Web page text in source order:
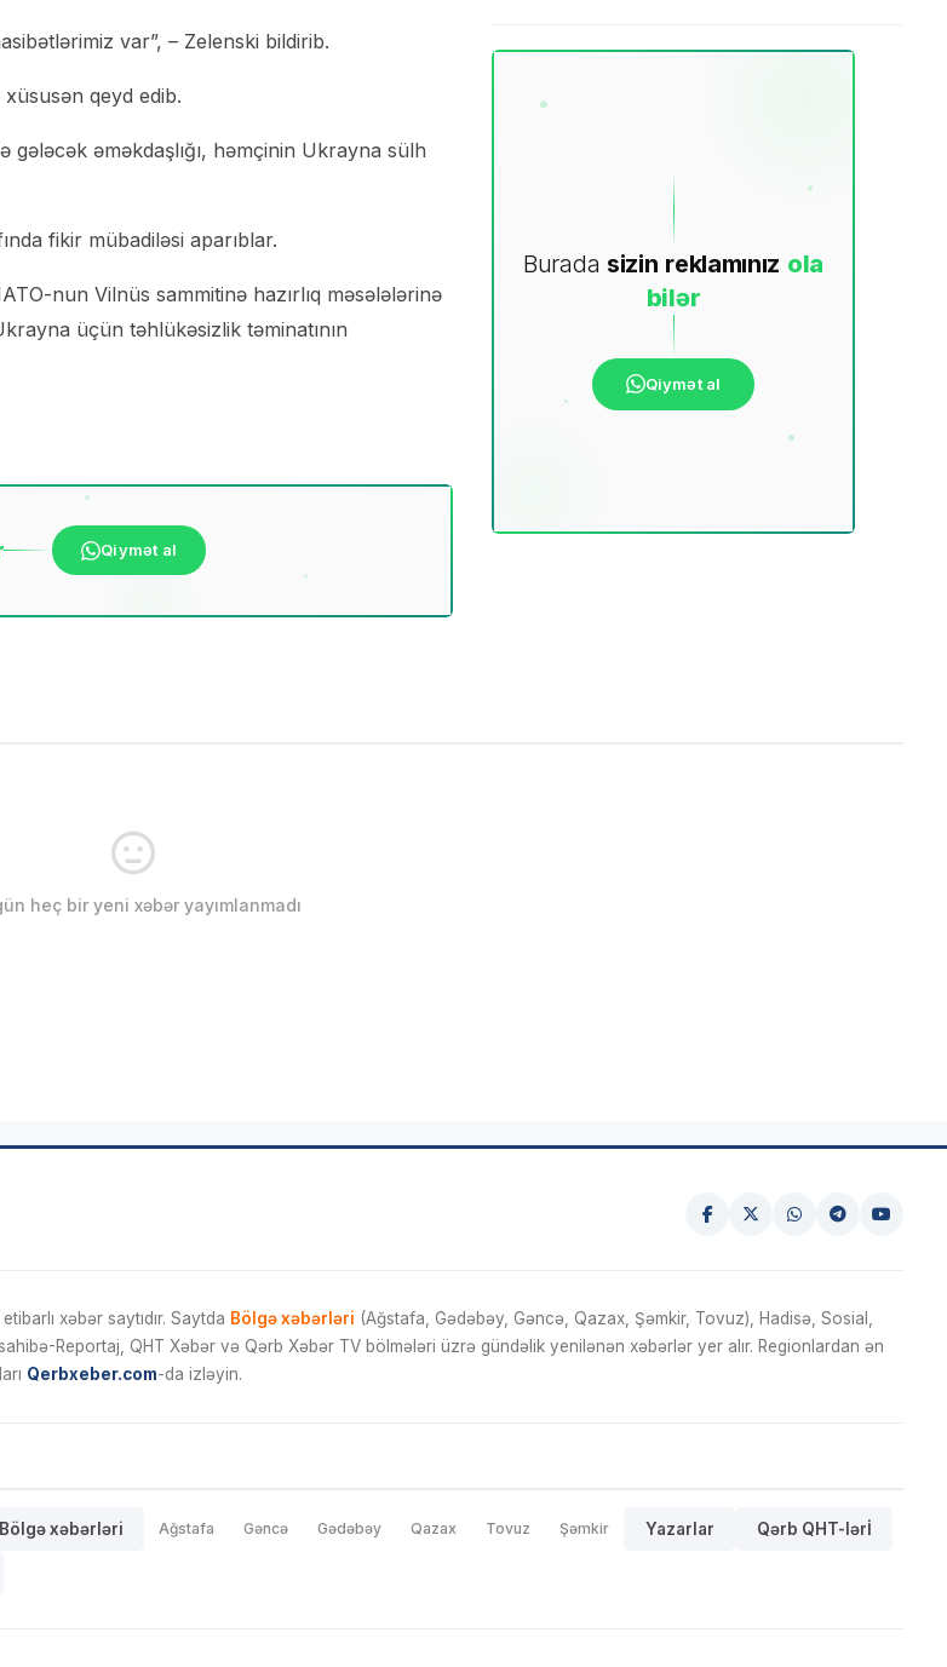
var”, – Zelenski bildirib.
xüsusən qeyd edib.
gələcək əməkdaşlığı, həmçinin Ukrayna sülh
fikir mübadiləsi aparıblar.
nun Vilnüs sammitinə hazırlıq məsələlərinə
üçün təhlükəsizlik təminatının
Qiymət al
Burada sizin reklamınız ola
bilər
Qiymət al
heç bir yeni xəbər yayımlanmadı
xəbər saytıdır. Saytda Bölgə xəbərləri (Ağstafa, Gədəbəy, Gəncə, Qazax, Şəmkir, Tovuz), Hadisə, Sosial,
Reportaj, QHT Xəbər və Qərb Xəbər TV bölmələri üzrə gündəlik yenilənən xəbərlər yer alır. Regionlardan ən
Qerbxeber.com-da izləyin.
Bölgə xəbərləri Ağstafa Gəncə Gədəbəy Qazax Tovuz Şəmkir Yazarlar Qərb QHT-lərİ